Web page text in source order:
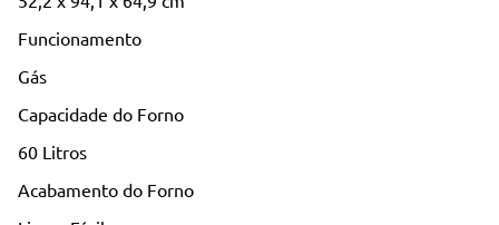
Funcionamento
Gás
Capacidade do Forno
60 Litros
Acabamento do Forno